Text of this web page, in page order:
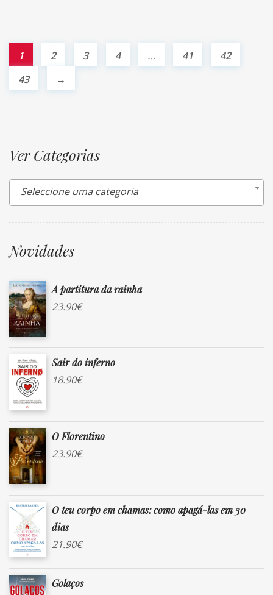
1 2 3 4 … 41
42
43
→
Ver Categorias
Seleccione uma categoria
Novidades
A partitura da rainha
23.90€
Sair do inferno
18.90€
O Florentino
23.90€
O teu corpo em chamas: como apagá-las em 30
dias
21.90€
Golaços